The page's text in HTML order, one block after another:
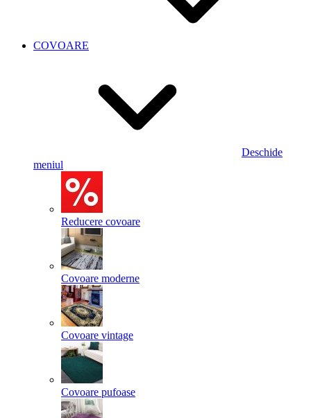
COVOARE
Deschide
meniul
Reducere covoare
Covoare moderne
Covoare vintage
Covoare pufoase